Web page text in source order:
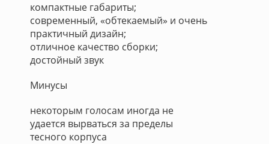
компактные габариты;
современный, «обтекаемый» и очень
практичный дизайн;
отличное качество сборки;
достойный звук
Минусы
некоторым голосам иногда не
удается вырваться за пределы
тесного корпуса